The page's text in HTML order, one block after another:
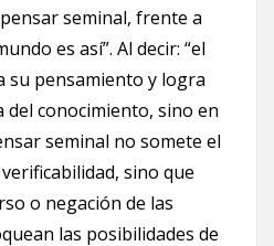
seminal, frente a
es así”. Al decir: “el
su pensamiento y logra
del conocimiento, sino en
seminal no somete el
sino que
o negación de las
las posibilidades de